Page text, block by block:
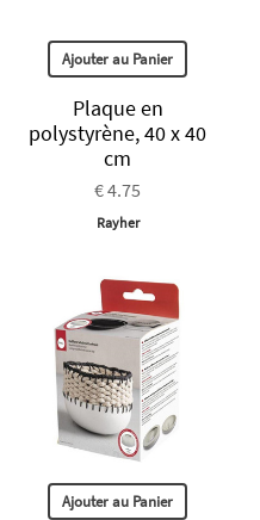
Ajouter au Panier
Plaque en
polystyrène, 40 x 40
cm
€ 4.75
Rayher
Ajouter au Panier